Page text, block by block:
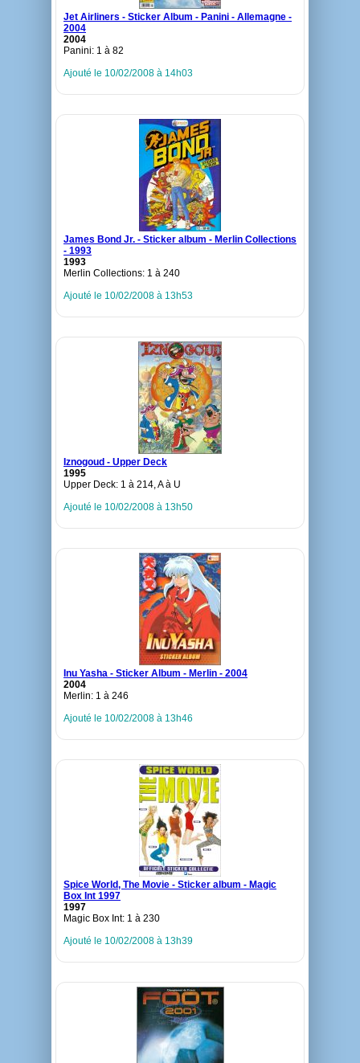
Jet Airliners - Sticker Album - Panini - Allemagne -
2004
2004
Panini: 1 à 82
Ajouté le 10/02/2008 à 14h03
James Bond Jr. - Sticker album - Merlin Collections
- 1993
1993
Merlin Collections: 1 à 240
Ajouté le 10/02/2008 à 13h53
Iznogoud - Upper Deck
1995
Upper Deck: 1 à 214, A à U
Ajouté le 10/02/2008 à 13h50
Inu Yasha - Sticker Album - Merlin - 2004
2004
Merlin: 1 à 246
Ajouté le 10/02/2008 à 13h46
Spice World, The Movie - Sticker album - Magic
Box Int 1997
1997
Magic Box Int: 1 à 230
Ajouté le 10/02/2008 à 13h39